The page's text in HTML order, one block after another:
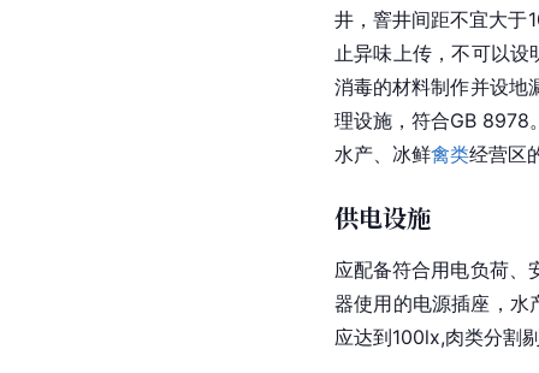
井，窨井间距不宜大于
止异味上传，不可以
消毒的材料制作并设地
理设施，符合GB 8978
水产、冰鲜禽类经营区
供电设施
应配备符合用电负荷、
器使用的电源插座，
应达到100lx,肉类分割